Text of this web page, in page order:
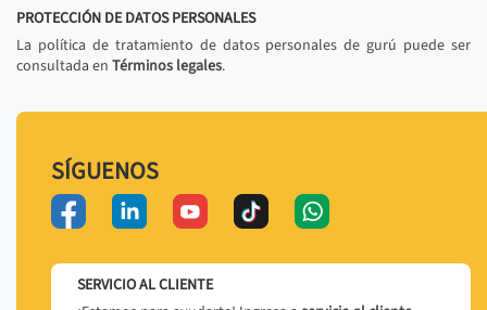
PROTECCIÓN DE DATOS PERSONALES
La política de tratamiento de datos personales de gurú puede ser
consultada en Términos legales.
SÍGUENOS
SERVICIO AL CLIENTE